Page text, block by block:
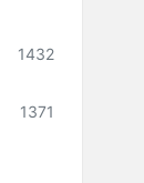
1432
1371